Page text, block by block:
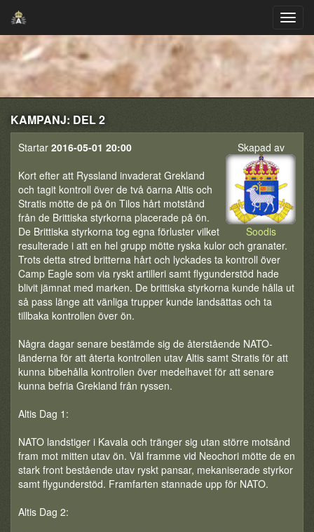
KAMPANJ: DEL 2
Skapad av
Soodis
Startar 2016-05-01 20:00
Kort efter att Ryssland invaderat Grekland
och tagit kontroll över de två öarna Altis och
Stratis mötte de på ön Tilos hårt motstånd
från de Brittiska styrkorna placerade på ön.
De Brittiska styrkorna tog egna förluster vilket
resulterade i att en hel grupp mötte ryska kulor och granater.
Trots detta stred britterna hårt och lyckades ta kontroll över
Camp Eagle som via ryskt artilleri samt flygunderstöd hade
blivit jämnat med marken. De brittiska styrkorna kunde hålla ut
så pass länge att vänliga trupper kunde landsättas och ta
tillbaka kontrollen över ön.
Några dagar senare bestämde sig de återstående NATO-
länderna för att återta kontrollen utav Altis samt Stratis för att
kunna bibehålla kontrollen över medelhavet för att senare
kunna befria Grekland från ryssen.
Altis Dag 1:
NATO landstiger i Kavala och tränger sig utan större motsånd
fram mot mitten utav ön. Väl framme vid Neochori mötte de en
stark front bestående utav ryskt pansar, mekaniserade styrkor
samt flygunderstöd. Framfarten stannade upp för NATO.
Altis Dag 2: